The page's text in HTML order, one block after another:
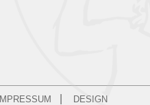
IMPRESSUM DESIGN